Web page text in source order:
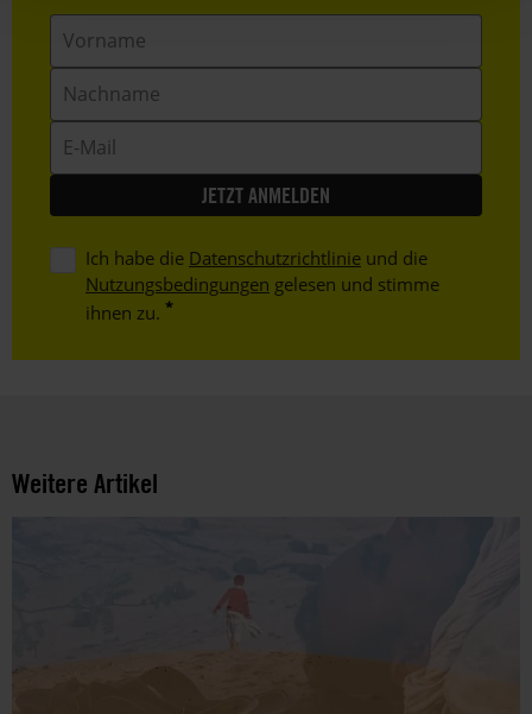
Mail
Ich habe die Datenschutzrichtlinie und die
Nutzungsbedingungen gelesen und stimme
ihnen zu.
Weitere Artikel